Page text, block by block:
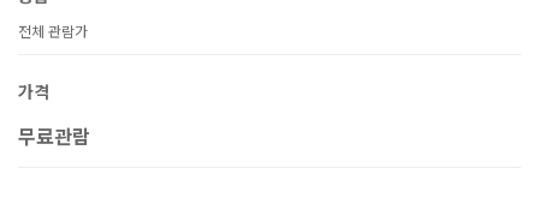
전체 관람가
가격
무료관람